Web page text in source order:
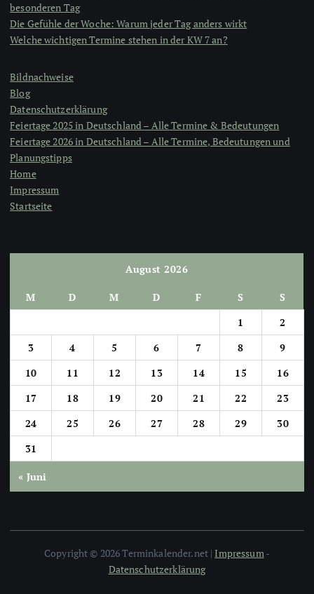
besonderen Tag
Die Gefühle der Woche: Warum jeder Tag anders wirkt
Welche wichtigen Termine stehen in der KW 7 an?
Bildnachweise
Blog
Datenschutzerklärung
Feiertage 2025 in Deutschland – Alle Termine & Bedeutungen
Feiertage 2026 in Deutschland – Alle Termine, Bedeutungen und
Planungstipps
Home
Impressum
Startseite
August 2026
M D M D F S
S
1
2
3
4 5 6 7 8
9
10
11 12 13 14 15
16
17
18 19 20 21 22
23
24
25 26 27 28 29
30
31
« Juni
Copyright © 2026 Terminkalender.net | Impressum -
Datenschutzerklärung